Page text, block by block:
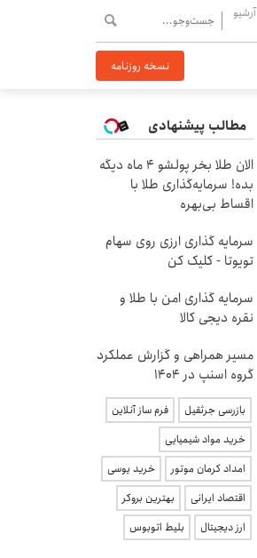
آرشیو
نسخه روزنامه
مطالب پیشنهادی
الان طلا بخر پولشو 4 ماه دیگه
بده! سرمایه‌گذاری طلا با
اقساط بی‌بهره
سرمایه گذاری ارزی روی سهام
تویوتا - کلیک کن
سرمایه گذاری امن با طلا و
نقره دیجی کالا
مسیر همراهی و گزارش عملکرد
گروه اسنپ در ۱۴۰۴
بازرسی جرثقیل
فرم ساز آنلاین
خرید مواد شیمیایی
امداد کرمان موتور
خرید یوسی
اقتصاد ایرانی
بهترین بروکر
ارز دیجیتال
بلیط اتوبوس